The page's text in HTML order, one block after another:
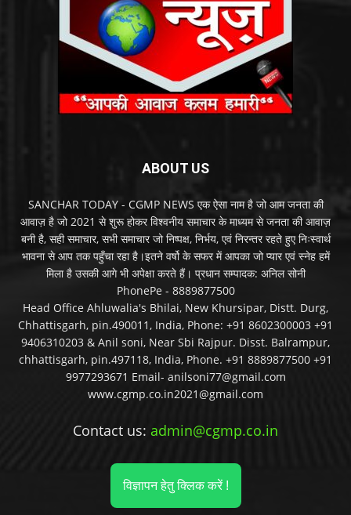
ABOUT US
SANCHAR TODAY - CGMP NEWS एक ऐसा नाम है जो आम जनता की
आवाज़ है जो 2021 से शुरू होकर विश्वनीय समाचार के माध्यम से जनता की आवाज़
बनी है, सही समाचार, सभी समाचार जो निष्पक्ष, निर्भय, एवं निरन्तर रहते हुए निःस्वार्थ
भावना से आप तक पहुँचा रहा है।इतने वर्षो के सफर में आपका जो प्यार एवं स्नेह हमें
मिला है उसकी आगे भी अपेक्षा करते हैं। प्रधान सम्पादक: अनिल सोनी
PhonePe - 8889877500
Head Office Ahluwalia's Bhilai, New Khursipar, Distt. Durg,
Chhattisgarh, pin.490011, India, Phone: +91 8602300003 +91
9406310203 & Anil soni, Near Sbi Rajpur. Disst. Balrampur,
chhattisgarh, pin.497118, India, Phone. +91 8889877500 +91
9977293671 Email- anilsoni77@gmail.com
www.cgmp.co.in2021@gmail.com
Contact us: admin@cgmp.co.in
विज्ञापन हेतु क्लिक करें !